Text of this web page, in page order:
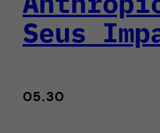
Seus
05.30